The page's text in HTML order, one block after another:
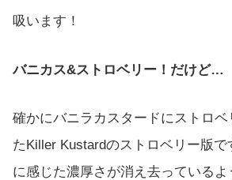
吸います！
バニカス&ストロベリー！だけど…
確かにバニラカスタードにストロ
たKiller Kustardのストロベリー版で
に感じた濃厚さが消え去っているよ